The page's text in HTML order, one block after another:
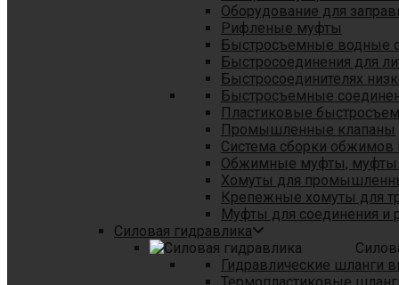
Оборудование для
Рифленые муфты
Быстросъемные водные
Быстросоединения для
Быстросоединителях
Быстросъемные
Пластиковые
Промышленные клапаны
Система сборки обжимов
Обжимные муфты, муфты
Хомуты для
Крепежные хомуты для
Муфты для соединения и
Силовая гидравлика
Гидравлические шланги